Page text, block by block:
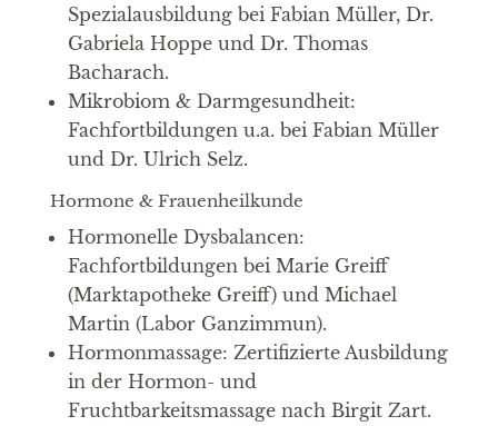
Spezialausbildung bei Fabian Müller, Dr.
Gabriela Hoppe und Dr. Thomas
Bacharach.
Mikrobiom & Darmgesundheit:
Fachfortbildungen u.a. bei Fabian Müller
und Dr. Ulrich Selz.
Hormone & Frauenheilkunde
Hormonelle Dysbalancen:
Fachfortbildungen bei Marie Greiff
(Marktapotheke Greiff) und Michael
Martin (Labor Ganzimmun).
Hormonmassage: Zertifizierte Ausbildung
in der Hormon- und
Fruchtbarkeitsmassage nach Birgit Zart.